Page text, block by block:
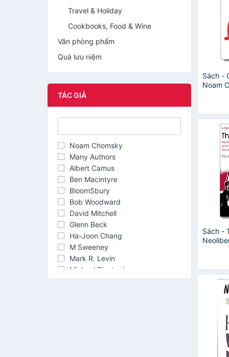
Travel & Holiday
Cookbooks, Food & Wine
Văn phòng phẩm
Quà lưu niệm
TÁC GIẢ
Noam Chomsky
Many Authors
Albert Camus
Ben Macintyre
BloomSbury
Bob Woodward
David Mitchell
Glenn Beck
Ha-Joon Chang
M Sweeney
Mark R. Levin
Michael D'antonio
Michela Wrong
Sách -
Noam
Sách -
for
Noam